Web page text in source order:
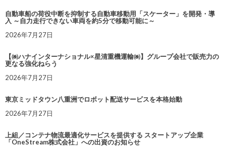
自動車船の荷役中断を抑制する自動車移動用「スケーター」を開発・導
入 ～自力走行できない車両を約5分で移動可能に～
2026年7月27日
【㈱ハナインターナショナル×星清重機運輸㈱】グループ会社で販売力の
更なる強化ねらう
2026年7月27日
東京ミッドタウン八重洲でロボット配送サービスを本格始動
2026年7月27日
上組／コンテナ物流最適化サービスを提供する スタートアップ企業
「OneStream株式会社」への出資のお知らせ